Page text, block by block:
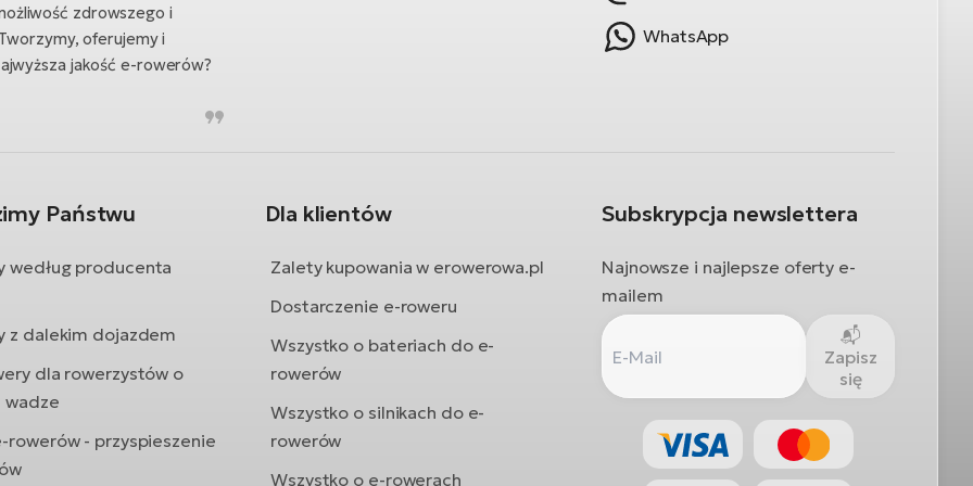
zdrowszego i
oferujemy i
jakość e-rowerów?
WhatsApp
Państwu
według producenta
z dalekim dojazdem
dla rowerzystów o
wadze
rowerów - przyspieszenie
Dla klientów
Zalety kupowania w erowerowa.pl
Dostarczenie e-roweru
Wszystko o bateriach do e-
rowerów
Wszystko o silnikach do e-
rowerów
Wszystko o e-rowerach
Subskrypcja newslettera
Najnowsze i najlepsze oferty e-
mailem
Zapisz
się